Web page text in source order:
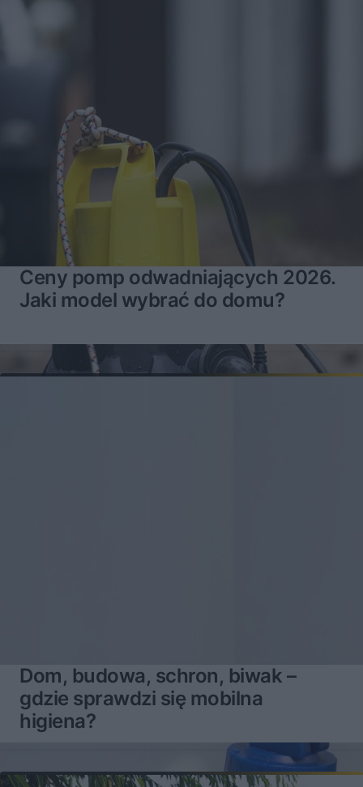
Ceny pomp odwadniających 2026.
Jaki model wybrać do domu?
Dom, budowa, schron, biwak –
gdzie sprawdzi się mobilna
higiena?